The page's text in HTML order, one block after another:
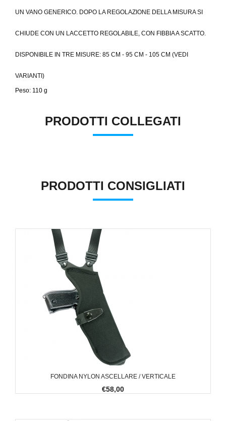
UN VANO GENERICO. DOPO LA REGOLAZIONE DELLA MISURA SI
CHIUDE CON UN LACCETTO REGOLABILE, CON FIBBIA A SCATTO.
DISPONIBILE IN TRE MISURE: 85 CM - 95 CM - 105 CM (VEDI
VARIANTI)
Peso: 110 g
PRODOTTI COLLEGATI
PRODOTTI CONSIGLIATI
FONDINA NYLON ASCELLARE / VERTICALE
€58,00